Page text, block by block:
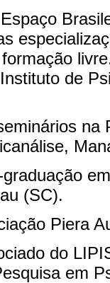
de
(SC).
Piera
do
em